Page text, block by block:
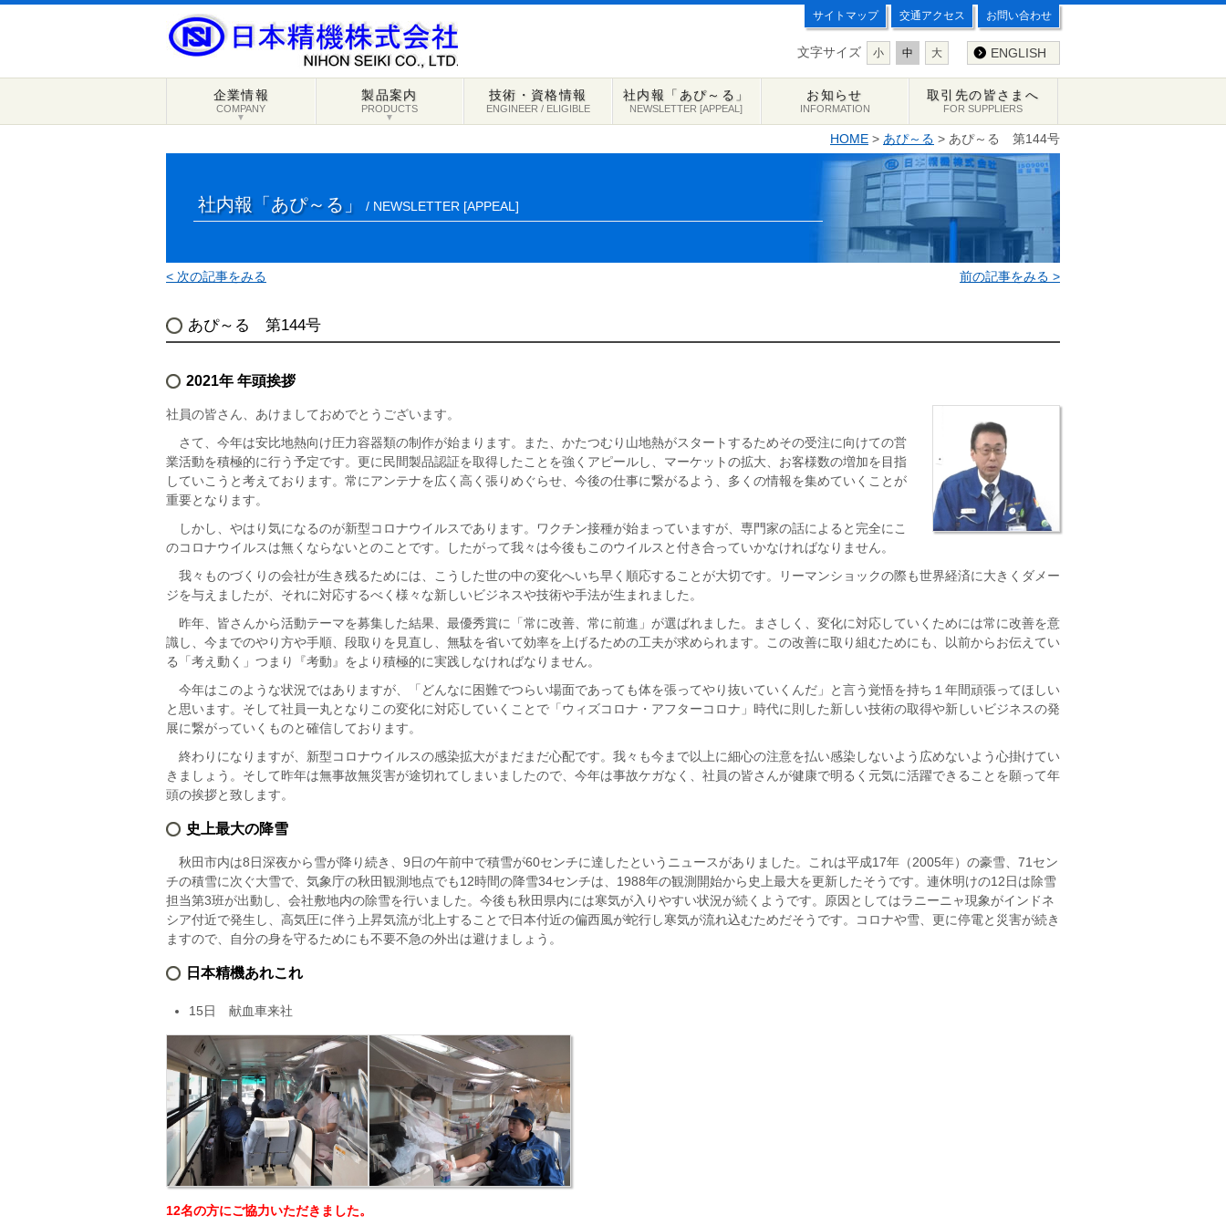
サイトマップ 交通アクセス お問い合わせ
文字サイズ 小 中 大 ENGLISH
▼
企業情報
COMPANY
▼
製品案内
PRODUCTS
技術・資格情報
ENGINEER / ELIGIBLE
社内報「あぴ～る」
NEWSLETTER [APPEAL]
お知らせ
INFORMATION
取引先の皆さまへ
FOR SUPPLIERS
HOME > あぴ～る > あぴ～る 第144号
社内報「あぴ～る」 / NEWSLETTER [APPEAL]
前の記事をみる >
< 次の記事をみる
あぴ～る 第144号
2021年 年頭挨拶
社員の皆さん、あけましておめでとうございます。
さて、今年は安比地熱向け圧力容器類の制作が始まります。また、かたつむり山地熱がスタートするためその受注に向けての営
業活動を積極的に行う予定です。更に民間製品認証を取得したことを強くアピールし、マーケットの拡大、お客様数の増加を目指
していこうと考えております。常にアンテナを広く高く張りめぐらせ、今後の仕事に繋がるよう、多くの情報を集めていくことが
重要となります。
しかし、やはり気になるのが新型コロナウイルスであります。ワクチン接種が始まっていますが、専門家の話によると完全にこ
のコロナウイルスは無くならないとのことです。したがって我々は今後もこのウイルスと付き合っていかなければなりません。
我々ものづくりの会社が生き残るためには、こうした世の中の変化へいち早く順応することが大切です。リーマンショックの際も世界経済に大きくダメー
ジを与えましたが、それに対応するべく様々な新しいビジネスや技術や手法が生まれました。
昨年、皆さんから活動テーマを募集した結果、最優秀賞に「常に改善、常に前進」が選ばれました。まさしく、変化に対応していくためには常に改善を意
識し、今までのやり方や手順、段取りを見直し、無駄を省いて効率を上げるための工夫が求められます。この改善に取り組むためにも、以前からお伝えてい
る「考え動く」つまり『考動』をより積極的に実践しなければなりません。
今年はこのような状況ではありますが、「どんなに困難でつらい場面であっても体を張ってやり抜いていくんだ」と言う覚悟を持ち１年間頑張ってほしい
と思います。そして社員一丸となりこの変化に対応していくことで「ウィズコロナ・アフターコロナ」時代に則した新しい技術の取得や新しいビジネスの発
展に繋がっていくものと確信しております。
終わりになりますが、新型コロナウイルスの感染拡大がまだまだ心配です。我々も今まで以上に細心の注意を払い感染しないよう広めないよう心掛けてい
きましょう。そして昨年は無事故無災害が途切れてしまいましたので、今年は事故ケガなく、社員の皆さんが健康で明るく元気に活躍できることを願って年
頭の挨拶と致します。
史上最大の降雪
秋田市内は8日深夜から雪が降り続き、9日の午前中で積雪が60センチに達したというニュースがありました。これは平成17年（2005年）の豪雪、71セン
チの積雪に次ぐ大雪で、気象庁の秋田観測地点でも12時間の降雪34センチは、1988年の観測開始から史上最大を更新したそうです。連休明けの12日は除雪
担当第3班が出動し、会社敷地内の除雪を行いました。今後も秋田県内には寒気が入りやすい状況が続くようです。原因としてはラニーニャ現象がインドネ
シア付近で発生し、高気圧に伴う上昇気流が北上することで日本付近の偏西風が蛇行し寒気が流れ込むためだそうです。コロナや雪、更に停電と災害が続き
ますので、自分の身を守るためにも不要不急の外出は避けましょう。
日本精機あれこれ
15日 献血車来社
12名の方にご協力いただきました。